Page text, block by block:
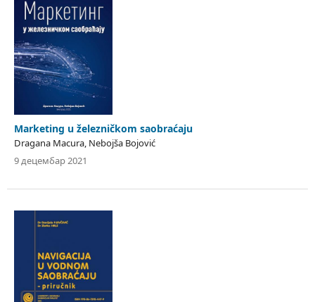
Marketing u železničkom saobraćaju
Dragana Macura, Nebojša Bojović
9 децембар 2021